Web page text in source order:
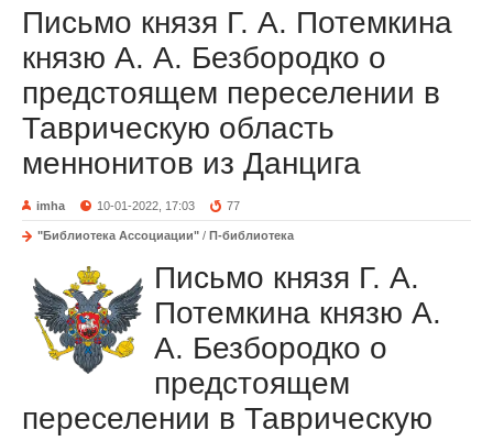
Письмо князя Г. А. Потемкина
князю А. А. Безбородко о
предстоящем переселении в
Таврическую область
меннонитов из Данцига
imha 10-01-2022, 17:03 77
"Библиотека Ассоциации" / П-библиотека
Письмо князя Г. А.
Потемкина князю А.
А. Безбородко о
предстоящем
переселении в Таврическую